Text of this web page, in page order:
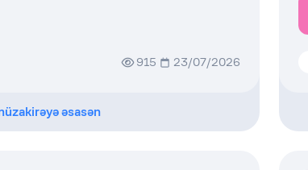
915 23/07/2026
əsasən